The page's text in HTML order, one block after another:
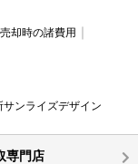
却時の諸費用
ンライズデザイン
専門店